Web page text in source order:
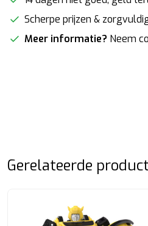
Scherpe prijzen &
Meer informatie? Neem
Gerelateerde